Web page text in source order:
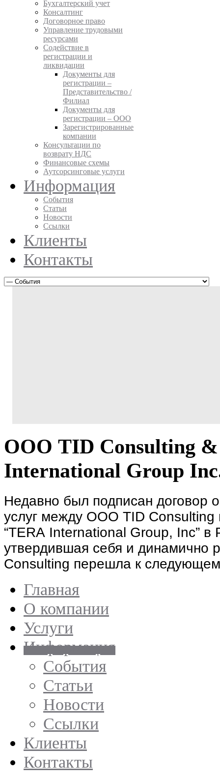
Бухгалтерский учет
Консалтинг
Договорное право
Управление трудовыми
ресурсами
Содействие в
регистрации и
ликвидации
Документы для
регистрации –
Представительство /
Филиал
Документы для
регистрации – ООО
Зарегистрированные
компании
Консультации по
возврату НДС
Финансовые схемы
Аутсорсинговые услуги
Информация
События
Статьи
Новости
Ссылки
Клиенты
Контакты
ООО TID Consulting &
International Group
Недавно был подписан договор
услуг между ООО TID Consulting
“TERA International Group, Inc” в
утвердившая себя и динамично
Consulting перешла к
развивающаяся
Главная
О компании
Услуги
Информация
События
Статьи
Новости
Ссылки
Клиенты
Контакты